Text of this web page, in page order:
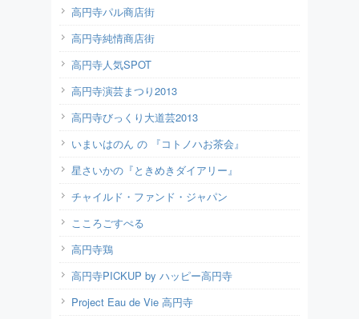
高円寺パル商店街
高円寺純情商店街
高円寺人気SPOT
高円寺演芸まつり2013
高円寺びっくり大道芸2013
いまいはのん の 『コトノハお茶会』
星さいかの『ときめきダイアリー』
チャイルド・ファンド・ジャパン
こころごすぺる
高円寺鶏
高円寺PICKUP by ハッピー高円寺
Project Eau de Vie 高円寺